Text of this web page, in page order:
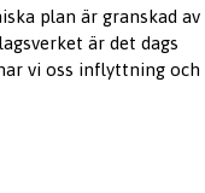
plan är granskad av
är det dags
vi oss inflyttning och